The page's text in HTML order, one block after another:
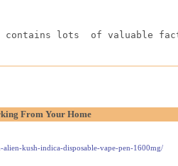
lots  of valuable
From Your Home
kush-indica-disposable-vape-pen-1600mg/